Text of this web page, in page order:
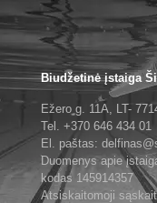
Biudžetinė įstaiga
Ežero g. 11A, LT-
Tel. +370 646 434 01
El. paštas:
Duomenys apie
kodas 145914357
Atsiskaitomoji